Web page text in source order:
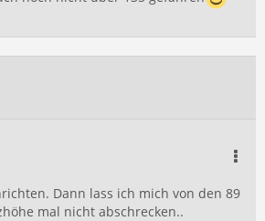
Dann lass ich mich von den 89
mal nicht abschrecken..